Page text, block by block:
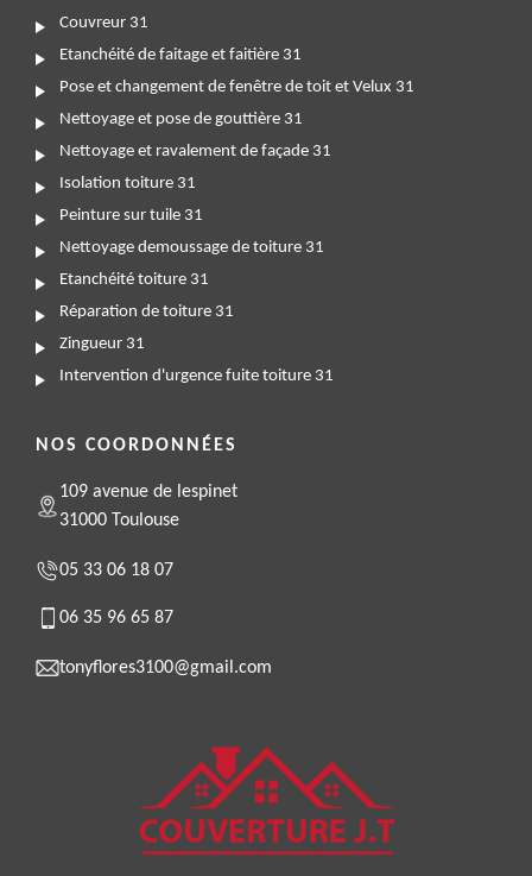
Couvreur 31
Etanchéité de faitage et faitière 31
Pose et changement de fenêtre de toit et Velux 31
Nettoyage et pose de gouttière 31
Nettoyage et ravalement de façade 31
Isolation toiture 31
Peinture sur tuile 31
Nettoyage demoussage de toiture 31
Etanchéité toiture 31
Réparation de toiture 31
Zingueur 31
Intervention d'urgence fuite toiture 31
NOS COORDONNÉES
109 avenue de lespinet
31000 Toulouse
05 33 06 18 07
06 35 96 65 87
tonyflores3100@gmail.com